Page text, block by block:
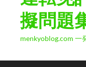
擬問題
menkyoblog.com 一